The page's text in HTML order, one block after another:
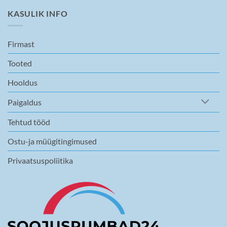
KASULIK INFO
Firmast
Tooted
Hooldus
Paigaldus
Tehtud tööd
Ostu-ja müügitingimused
Privaatsuspoliitika